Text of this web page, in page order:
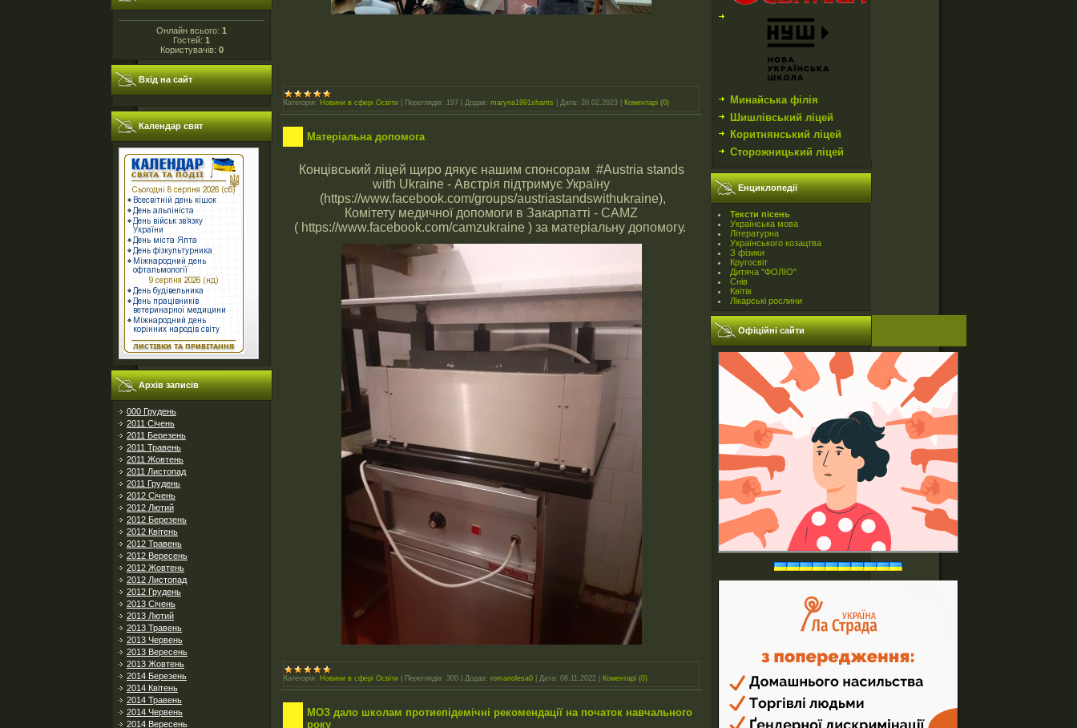
Онлайн всього: 1
Гостей: 1
Користувачів: 0
Вхід на сайт
Календар свят
Архів записів
000 Грудень
2011 Січень
2011 Березень
2011 Травень
2011 Жовтень
2011 Листопад
2011 Грудень
2012 Січень
2012 Лютий
2012 Березень
2012 Квітень
2012 Травень
2012 Вересень
2012 Жовтень
2012 Листопад
2012 Грудень
2013 Січень
2013 Лютий
2013 Травень
2013 Червень
2013 Вересень
2013 Жовтень
2014 Березень
2014 Квітень
2014 Травень
2014 Червень
2014 Вересень
Категорія: Новини в сфері Освіти Переглядів: 197 Додав: maryna1991shants Дата: 20.02.2023 Коментарі (0)
Матеріальна допомога
Концівський ліцей щиро дякує нашим спонсорам #Austria stands
with Ukraine - Австрія підтримує Україну
(https://www.facebook.com/groups/austriastandswithukraine),
Комітету медичної допомоги в Закарпатті - CAMZ
( https://www.facebook.com/camzukraine ) за матеріальну допомогу.
Категорія: Новини в сфері Освіти Переглядів: 300 Додав: romanolesa0 Дата: 08.11.2022 Коментарі (0)
МОЗ дало школам протиепідемічні рекомендації на початок навчального
року
Минайська філія
Шишлівський ліцей
Коритнянський ліцей
Сторожницький ліцей
Енциклопедії
Teксти пісень
Українська мова
Літературна
Українського козацтва
З фізики
Кругосвіт
Дитяча "ФОЛІО"
Снів
Квітів
Лікарські рослини
Офіційні сайти